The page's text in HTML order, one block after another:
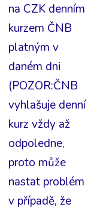
na CZK denním
kurzem ČNB
platným v
daném dni
(POZOR:ČNB
vyhlašuje denní
kurz vždy až
odpoledne,
proto může
nastat problém
v případě, že